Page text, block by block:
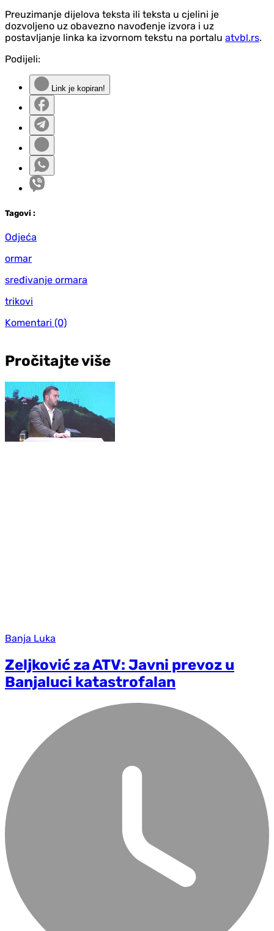
Preuzimanje dijelova teksta ili teksta u cjelini je
dozvoljeno uz obavezno navođenje izvora i uz
postavljanje linka ka izvornom tekstu na portalu atvbl.rs.
Podijeli:
Link je kopiran!
Tagovi :
Odjeća
ormar
sređivanje ormara
trikovi
Komentari (0)
Pročitajte više
Banja Luka
Zeljković za ATV: Javni prevoz u
Banjaluci katastrofalan